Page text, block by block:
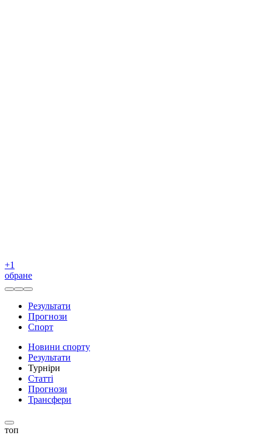
+1
обране
Результати
Прогнози
Спорт
Новини спорту
Результати
Турніри
Статті
Прогнози
Трансфери
топ